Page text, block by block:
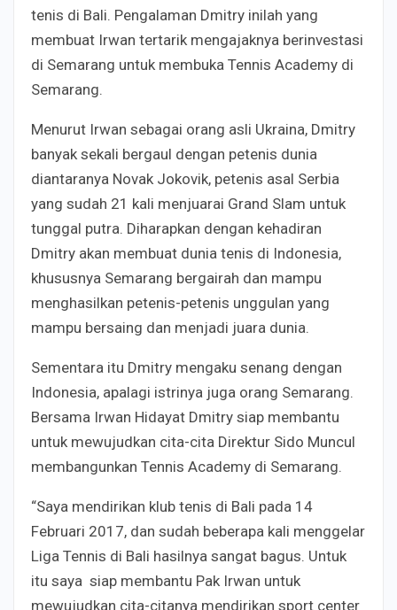
tenis di Bali. Pengalaman Dmitry inilah yang
membuat Irwan tertarik mengajaknya berinvestasi
di Semarang untuk membuka Tennis Academy di
Semarang.
Menurut Irwan sebagai orang asli Ukraina, Dmitry
banyak sekali bergaul dengan petenis dunia
diantaranya Novak Jokovik, petenis asal Serbia
yang sudah 21 kali menjuarai Grand Slam untuk
tunggal putra. Diharapkan dengan kehadiran
Dmitry akan membuat dunia tenis di Indonesia,
khususnya Semarang bergairah dan mampu
menghasilkan petenis-petenis unggulan yang
mampu bersaing dan menjadi juara dunia.
Sementara itu Dmitry mengaku senang dengan
Indonesia, apalagi istrinya juga orang Semarang.
Bersama Irwan Hidayat Dmitry siap membantu
untuk mewujudkan cita-cita Direktur Sido Muncul
membangunkan Tennis Academy di Semarang.
“Saya mendirikan klub tenis di Bali pada 14
Februari 2017, dan sudah beberapa kali menggelar
Liga Tennis di Bali hasilnya sangat bagus. Untuk
itu saya siap membantu Pak Irwan untuk
mewujudkan cita-citanya mendirikan sport center